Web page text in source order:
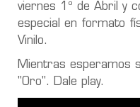
viernes 1º de Abril y
especial en formato
Vinilo.
Mientras esperamos
"Oro". Dale play.